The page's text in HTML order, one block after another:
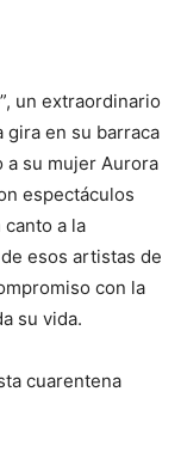
un extraordinario
gira en su barraca
a su mujer Aurora
espectáculos
a la
esos artistas de
con la
su vida.
cuarentena